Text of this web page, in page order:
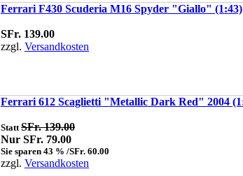
Ferrari F430 Scuderia M16 Spyder "Giallo" (1:43)
SFr. 139.00
zzgl. Versandkosten
Ferrari 612 Scaglietti "Metallic Dark Red" 2004
Statt SFr. 139.00
Nur SFr. 79.00
Sie sparen 43 % /SFr. 60.00
zzgl. Versandkosten